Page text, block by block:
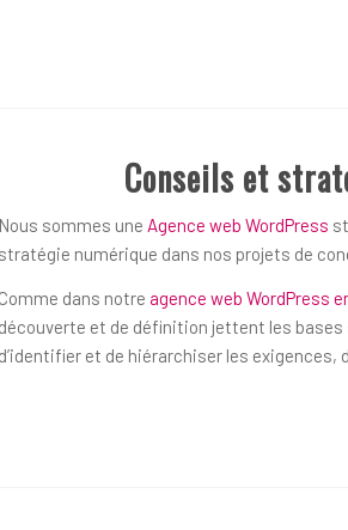
Conseils et
Nous sommes une Agence web WordPress
stratégie numérique dans nos projets de
Comme dans notre agence web WordPress
découverte et de définition jettent les
d’identifier et de hiérarchiser les